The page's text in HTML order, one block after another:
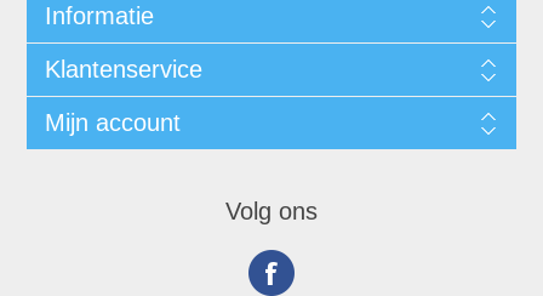
Informatie
Klantenservice
Mijn account
Volg ons